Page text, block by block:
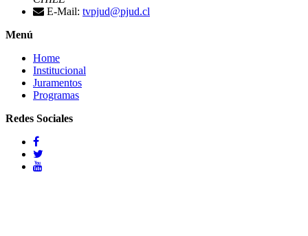
E-Mail: tvpjud@pjud.cl
Menú
Home
Institucional
Juramentos
Programas
Redes Sociales